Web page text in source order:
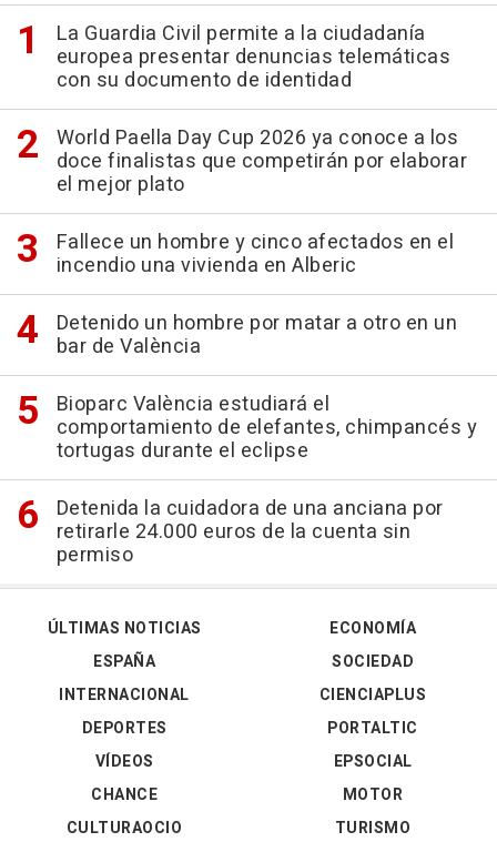
La Guardia Civil permite a la ciudadanía
europea presentar denuncias telemáticas
con su documento de identidad
World Paella Day Cup 2026 ya conoce a los
doce finalistas que competirán por elaborar
el mejor plato
Fallece un hombre y cinco afectados en el
incendio una vivienda en Alberic
Detenido un hombre por matar a otro en un
bar de València
Bioparc València estudiará el
comportamiento de elefantes, chimpancés y
tortugas durante el eclipse
Detenida la cuidadora de una anciana por
retirarle 24.000 euros de la cuenta sin
permiso
ÚLTIMAS NOTICIAS
ESPAÑA
INTERNACIONAL
DEPORTES
VÍDEOS
ECONOMÍA
SOCIEDAD
CIENCIAPLUS
PORTALTIC
EPSOCIAL
CHANCE
CULTURAOCIO
MOTOR
TURISMO